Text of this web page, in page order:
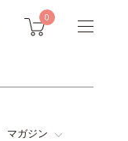
0
マガジン